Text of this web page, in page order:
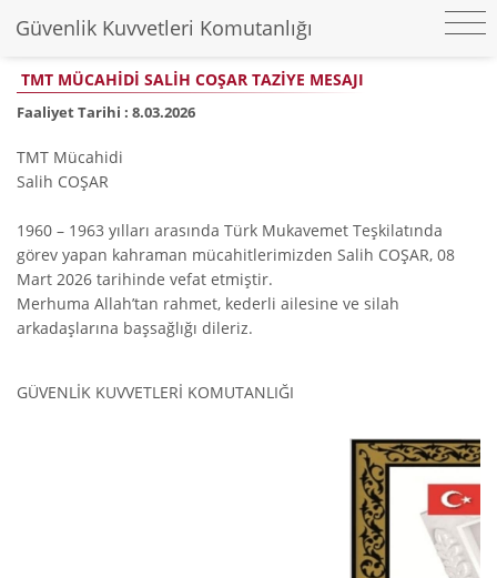
Güvenlik Kuvvetleri Komutanlığı
TMT MÜCAHİDİ SALİH COŞAR TAZİYE MESAJI
Faaliyet Tarihi : 8.03.2026
TMT Mücahidi
Salih COŞAR
1960 – 1963 yılları arasında Türk Mukavemet Teşkilatında
görev yapan kahraman mücahitlerimizden Salih COŞAR, 08
Mart 2026 tarihinde vefat etmiştir.
Merhuma Allah’tan rahmet, kederli ailesine ve silah
arkadaşlarına başsağlığı dileriz.
GÜVENLİK KUVVETLERİ KOMUTANLIĞI